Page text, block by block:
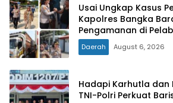
Usai Ungkap Kasus
Kapolres Bangka
Pengamanan di
Kalian
Daerah August 6, 2026
Hadapi Karhutla dan
TNI-Polri Perkuat